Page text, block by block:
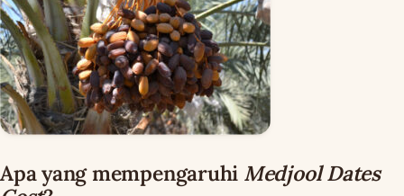
Apa yang mempengaruhi Medjool Dates